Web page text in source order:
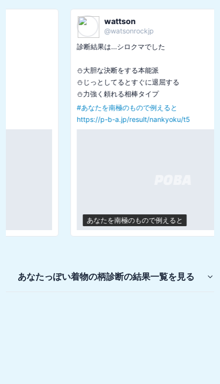
watsonrockjp
診断結果は...シロクマでした
⛄️大胆な決断をする本能派
⛄️じっとしてるとすぐに退屈する
あなたを南極のもので例えると
https://p-b-a.jp/result/nankyoku/t5
あなたを南極のもので例えると
あなたっぽい着物の柄診断の結果一覧を見る